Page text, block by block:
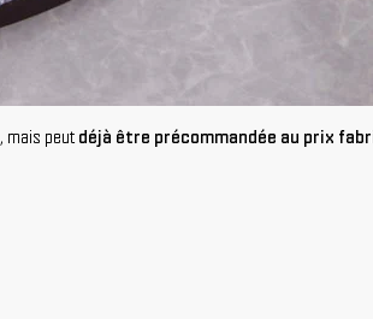
, mais peut déjà être précommandée au prix